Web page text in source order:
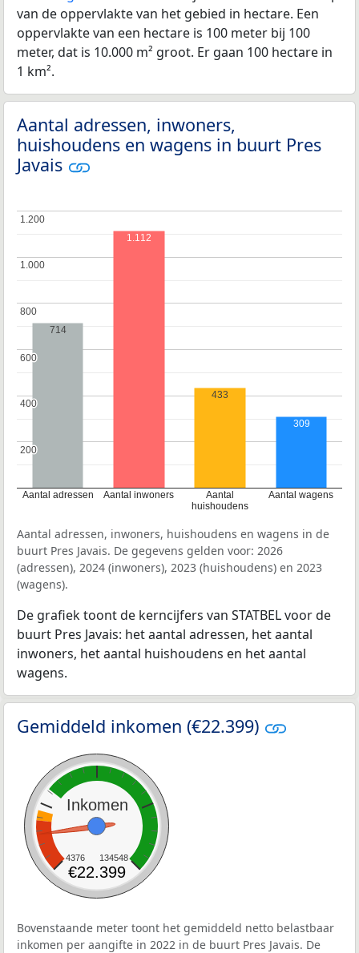
van de oppervlakte van het gebied in hectare. Een
oppervlakte van een hectare is 100 meter bij 100
meter, dat is 10.000 m² groot. Er gaan 100 hectare in
1 km².
Aantal adressen, inwoners,
huishoudens en wagens in buurt Pres
Javais
Aantal adressen Aantal inwoners
Aantal
huishoudens
Aantal wagens
200
200
400
400
600
600
800
800
1.000
1.000
1.200
1.200
714
1.112
433
309
Aantal adressen, inwoners, huishoudens en wagens in de
buurt Pres Javais. De gegevens gelden voor: 2026
(adressen), 2024 (inwoners), 2023 (huishoudens) en 2023
(wagens).
De grafiek toont de kerncijfers van STATBEL voor de
buurt Pres Javais: het aantal adressen, het aantal
inwoners, het aantal huishoudens en het aantal
wagens.
Gemiddeld inkomen (€22.399)
Inkomen
4376 134548
€22.399
Bovenstaande meter toont het gemiddeld netto belastbaar
inkomen per aangifte in 2022 in de buurt Pres Javais. De